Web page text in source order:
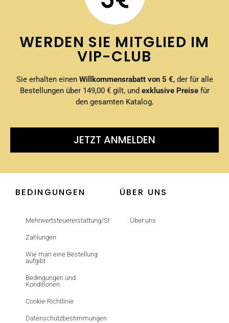
WERDEN SIE MITGLIED IM
VIP-CLUB
Sie erhalten einenWillkommensrabatt von 5 €, der für alle
Bestellungen über 149,00 € gilt, und exklusive Preisefür
den gesamten Katalog.
JETZT ANMELDEN
BEDINGUNGEN
Mehrwertsteuererstattung/Steuerfrei
Zahlungen
Wie man eine Bestellung
aufgibt
Bedingungen und
Konditionen
Cookie-Richtlinie
Datenschutzbestimmungen
ÜBER UNS
Über uns